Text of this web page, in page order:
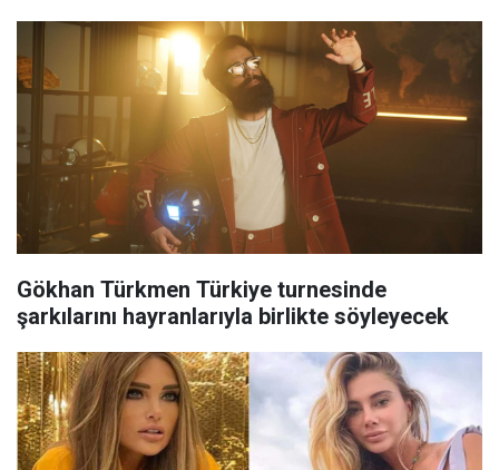
Gökhan Türkmen Türkiye turnesinde
şarkılarını hayranlarıyla birlikte söyleyecek